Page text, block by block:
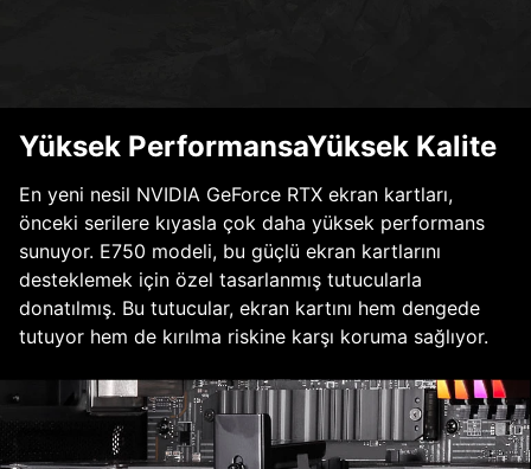
Yüksek PerformansaYüksek Kalite
En yeni nesil NVIDIA GeForce RTX ekran kartları,
önceki serilere kıyasla çok daha yüksek performans
sunuyor. E750 modeli, bu güçlü ekran kartlarını
desteklemek için özel tasarlanmış tutucularla
donatılmış. Bu tutucular, ekran kartını hem dengede
tutuyor hem de kırılma riskine karşı koruma sağlıyor.